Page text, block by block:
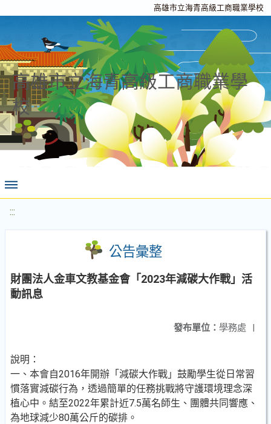
高雄市立海青高級工商職業學校
高雄市立海青高級工商職業學
校
:::
公告彙整
財團法人金車文教基金會「2023年減碳大作戰」活
動訊息
發布單位： 學務處 |
說明：
一、本會自2016年開辦「減碳大作戰」鼓勵學生從日常習
慣落實減碳行為，透過簡單的任務挑戰將守護環境理念深
植心中。結至2022年累計近7.5萬名師生、團體共同響應、
為地球減少80萬公斤的碳排。